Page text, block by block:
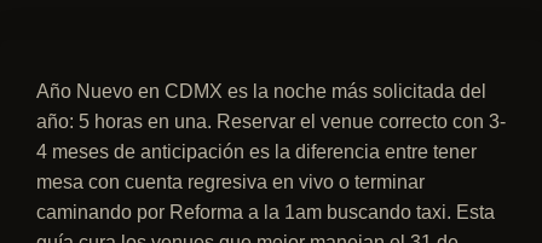
Año Nuevo en CDMX es la noche más solicitada del
año: 5 horas en una. Reservar el venue correcto con 3-
4 meses de anticipación es la diferencia entre tener
mesa con cuenta regresiva en vivo o terminar
caminando por Reforma a la 1am buscando taxi. Esta